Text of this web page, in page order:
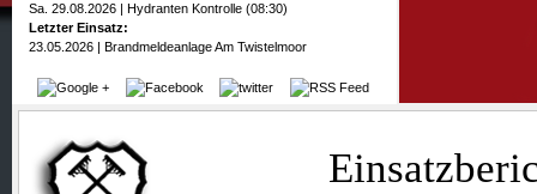
Sa. 29.08.2026 | Hydranten Kontrolle (08:30)
Letzter Einsatz:
23.05.2026 | Brandmeldeanlage Am Twistelmoor